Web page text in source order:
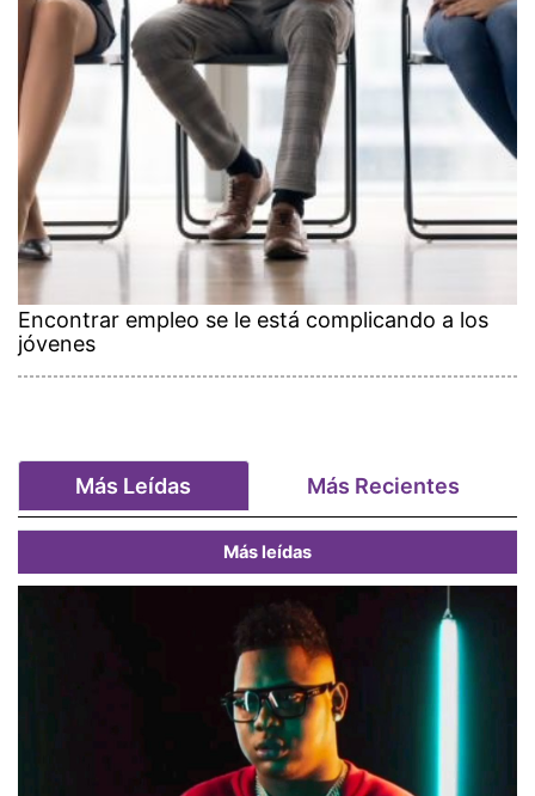
Encontrar empleo se le está complicando a los
jóvenes
Más Leídas Más Recientes
Más leídas